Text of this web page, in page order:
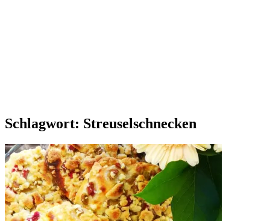
Schlagwort: Streuselschnecken